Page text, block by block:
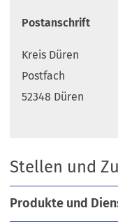
f
e
t
i
e
m
n
Postanschrift
Kreis Düren
Postfach
52348 Düren
Stellen und
Produkte und